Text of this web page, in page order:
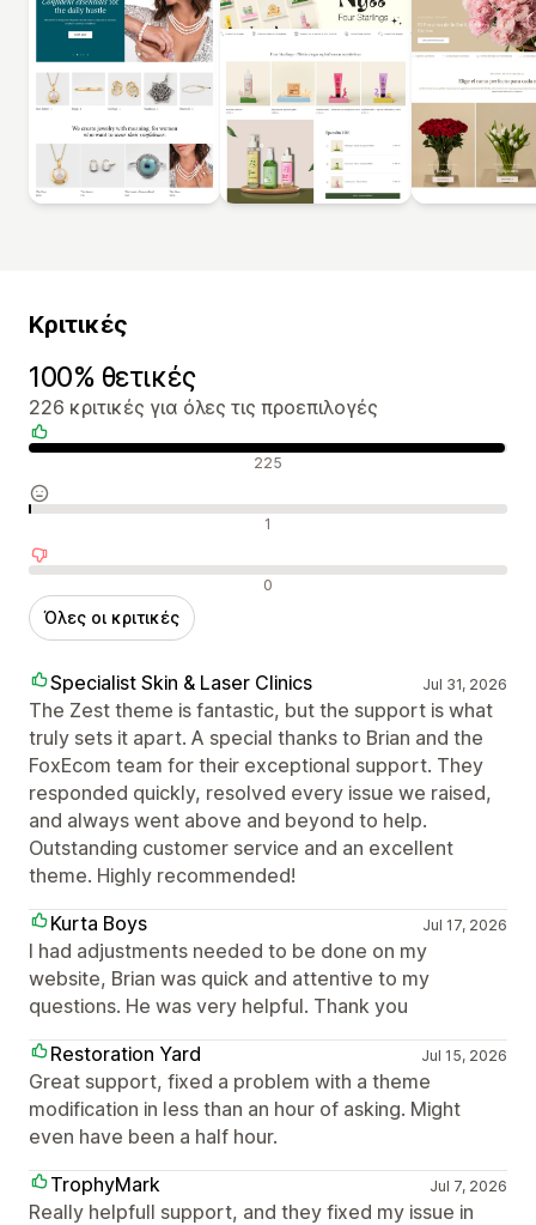
Κριτικές
100% θετικές
226 κριτικές για όλες τις προεπιλογές
Θετικές κριτικές 225
Ουδέτερες κριτικές 1
Αρνητικές κριτικές 0
Όλες οι κριτικές
Specialist Skin & Laser Clinics Jul 31, 2026
The Zest theme is fantastic, but the support is what
truly sets it apart. A special thanks to Brian and the
FoxEcom team for their exceptional support. They
responded quickly, resolved every issue we raised,
and always went above and beyond to help.
Outstanding customer service and an excellent
theme. Highly recommended!
Kurta Boys
Jul 17, 2026
I had adjustments needed to be done on my
website, Brian was quick and attentive to my
questions. He was very helpful. Thank you
Restoration Yard
Jul 15, 2026
Great support, fixed a problem with a theme
modification in less than an hour of asking. Might
even have been a half hour.
TrophyMark
Jul 7, 2026
Really helpfull support, and they fixed my issue in